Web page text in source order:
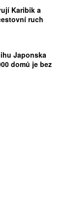
Karibik a
ruch
Japonska
domů je bez